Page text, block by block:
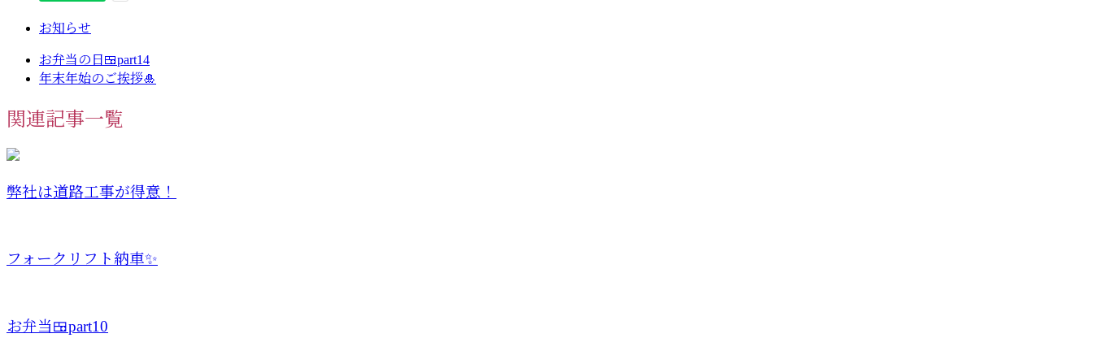
お知らせ
お弁当の日🍱part14
年末年始のご挨拶🎍
関連記事一覧
弊社は道路工事が得意！
フォークリフト納車✨
お弁当🍱part10